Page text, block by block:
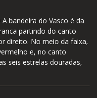
A bandeira do Vasco é da
partindo do canto
direito. No meio da faixa,
e, no canto
seis estrelas douradas,